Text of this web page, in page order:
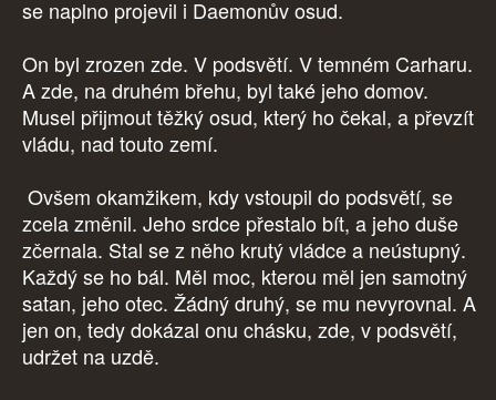
se naplno projevil i Daemonův osud.
On byl zrozen zde. V podsvětí. V temném Carharu.
A zde, na druhém břehu, byl také jeho domov.
Musel přijmout těžký osud, který ho čekal, a převzít
vládu, nad touto zemí.
Ovšem okamžikem, kdy vstoupil do podsvětí, se
zcela změnil. Jeho srdce přestalo bít, a jeho duše
zčernala. Stal se z něho krutý vládce a neústupný.
Každý se ho bál. Měl moc, kterou měl jen samotný
satan, jeho otec. Žádný druhý, se mu nevyrovnal. A
jen on, tedy dokázal onu chásku, zde, v podsvětí,
udržet na uzdě.